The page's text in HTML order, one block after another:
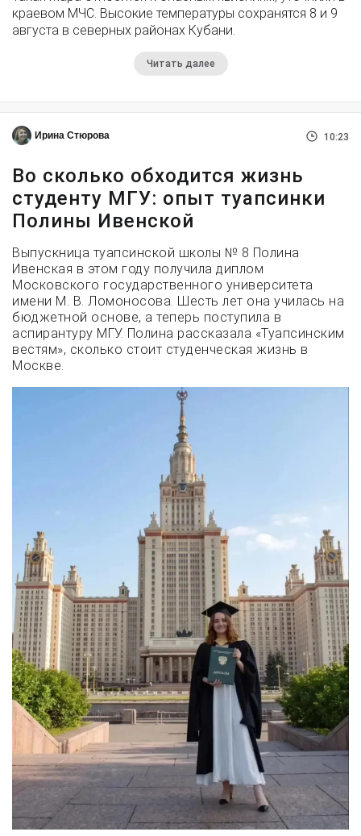
краевом МЧС. Высокие температуры сохранятся 8 и 9
августа в северных районах Кубани.
Читать далее
Ирина Стюрова 10:23
Во сколько обходится жизнь
студенту МГУ: опыт туапсинки
Полины Ивенской
Выпускница туапсинской школы № 8 Полина
Ивенская в этом году получила диплом
Московского государственного университета
имени М. В. Ломоносова. Шесть лет она училась на
бюджетной основе, а теперь поступила в
аспирантуру МГУ. Полина рассказала «Туапсинским
вестям», сколько стоит студенческая жизнь в
Москве.